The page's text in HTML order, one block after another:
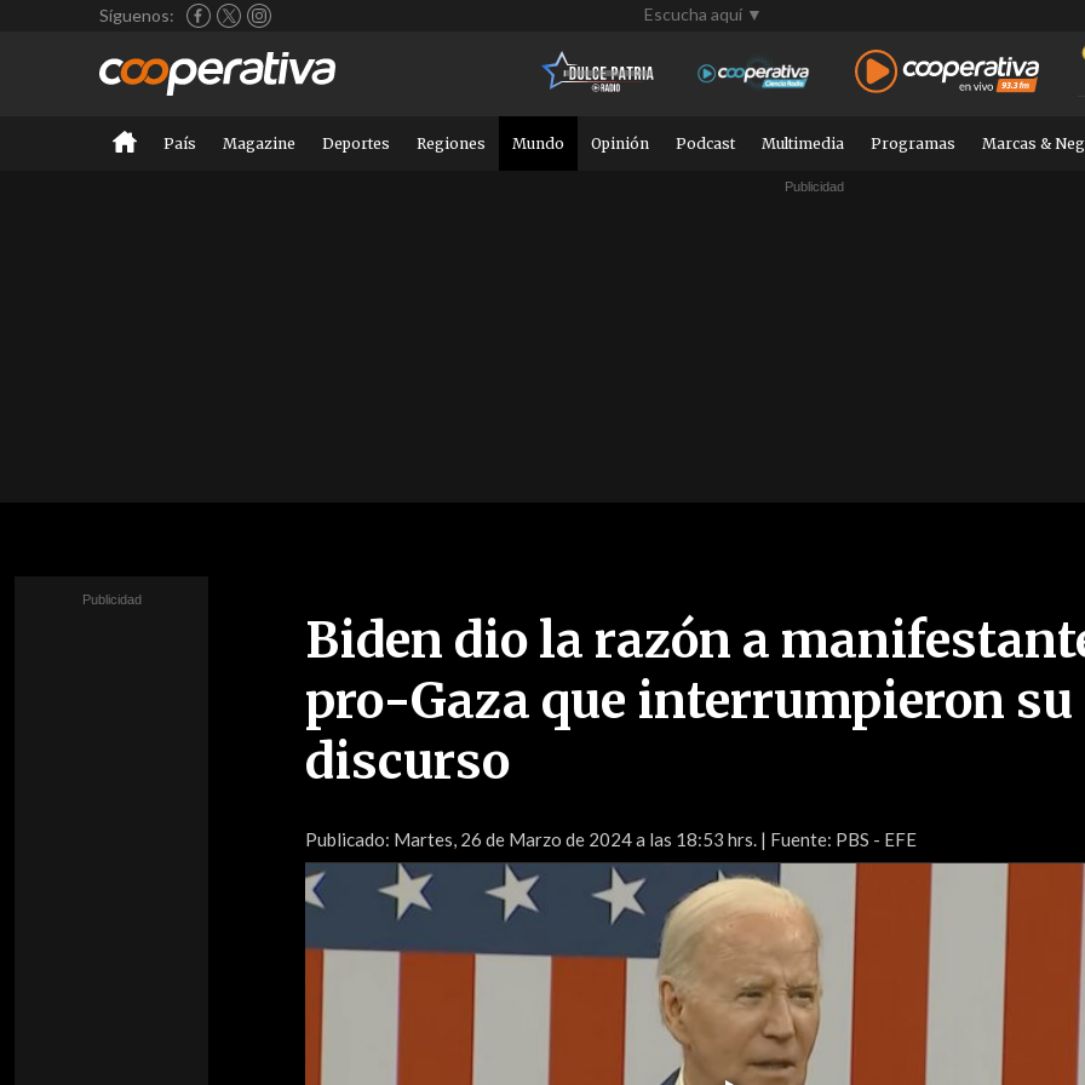
Síguenos: Escucha aquí ▼
País Magazine Deportes Regiones Mundo Opinión Podcast Multimedia Programas Marcas &
Biden dio la razón a
pro-Gaza que interrumpieron su
discurso
Publicado: Martes, 26 de Marzo de 2024 a las 18:53 hrs. | Fuente: PBS - EFE